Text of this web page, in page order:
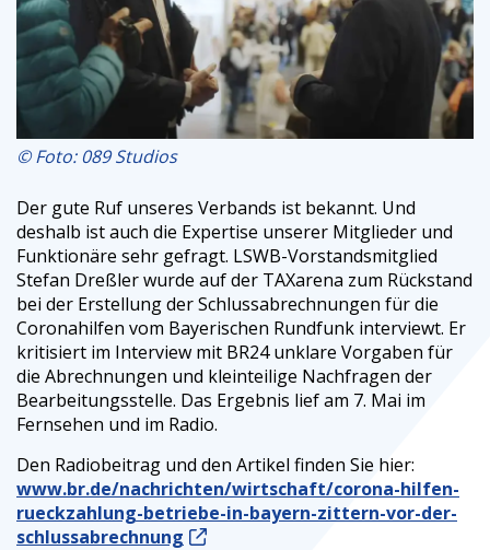
© Foto: 089 Studios
Der gute Ruf unseres Verbands ist bekannt. Und
deshalb ist auch die Expertise unserer Mitglieder und
Funktionäre sehr gefragt. LSWB-Vorstandsmitglied
Stefan Dreßler wurde auf der TAXarena zum Rückstand
bei der Erstellung der Schlussabrechnungen für die
Coronahilfen vom Bayerischen Rundfunk interviewt. Er
kritisiert im Interview mit BR24 unklare Vorgaben für
die Abrechnungen und kleinteilige Nachfragen der
Bearbeitungsstelle. Das Ergebnis lief am 7. Mai im
Fernsehen und im Radio.
Den Radiobeitrag und den Artikel finden Sie hier:
www.br.de/nachrichten/wirtschaft/corona-hilfen-
rueckzahlung-betriebe-in-bayern-zittern-vor-der-
schlussabrechnung